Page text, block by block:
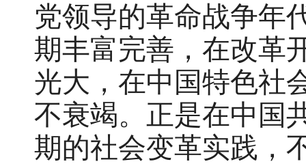
党领导的革命战争年
期丰富完善，在改革
光大，在中国特色社
不衰竭。正是在中国
期的社会变革实践，